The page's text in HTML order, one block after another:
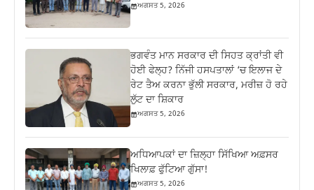
ਅਗਸਤ 5, 2026
ਭਗਵੰਤ ਮਾਨ ਸਰਕਾਰ ਦੀ ਸਿਹਤ ਕ੍ਰਾਂਤੀ ਵੀ
ਹੋਈ ਫੇਲ੍ਹ? ਨਿੱਜੀ ਹਸਪਤਾਲਾਂ ‘ਚ ਇਲਾਜ ਦੇ
ਰੇਟ ਤੈਅ ਕਰਨਾ ਭੁੱਲੀ ਸਰਕਾਰ, ਮਰੀਜ਼ ਹੋ ਰਹੇ
ਲੁੱਟ ਦਾ ਸ਼ਿਕਾਰ
ਅਗਸਤ 5, 2026
ਅਧਿਆਪਕਾਂ ਦਾ ਜ਼‍ਿਲ੍ਹਾ ਸਿੱਖਿਆ ਅਫ਼ਸਰ
ਖਿਲਾਫ਼ ਫੁੱਟਿਆ ਗੁੱਸਾ!
ਅਗਸਤ 5, 2026